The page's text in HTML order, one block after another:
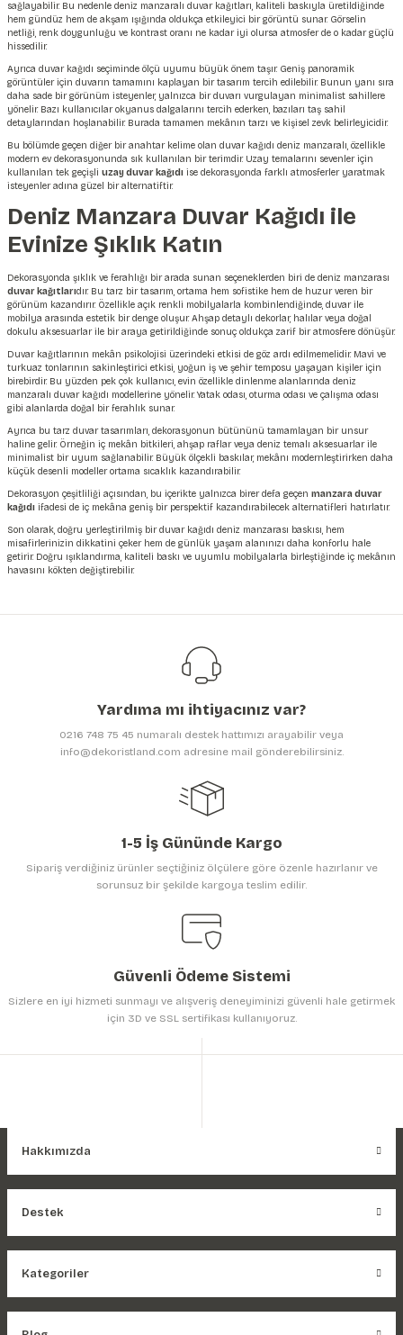
sağlayabilir. Bu nedenle deniz manzaralı duvar kağıtları, kaliteli baskıyla üretildiğinde
hem gündüz hem de akşam ışığında oldukça etkileyici bir görüntü sunar. Görselin
netliği, renk doygunluğu ve kontrast oranı ne kadar iyi olursa atmosfer de o kadar güçlü
hissedilir.
Ayrıca duvar kağıdı seçiminde ölçü uyumu büyük önem taşır. Geniş panoramik
görüntüler için duvarın tamamını kaplayan bir tasarım tercih edilebilir. Bunun yanı sıra
daha sade bir görünüm isteyenler, yalnızca bir duvarı vurgulayan minimalist sahillere
yönelir. Bazı kullanıcılar okyanus dalgalarını tercih ederken, bazıları taş sahil
detaylarından hoşlanabilir. Burada tamamen mekânın tarzı ve kişisel zevk belirleyicidir.
Bu bölümde geçen diğer bir anahtar kelime olan duvar kağıdı deniz manzaralı, özellikle
modern ev dekorasyonunda sık kullanılan bir terimdir. Uzay temalarını sevenler için
kullanılan tek geçişli uzay duvar kağıdı ise dekorasyonda farklı atmosferler yaratmak
isteyenler adına güzel bir alternatiftir.
Deniz Manzara Duvar Kağıdı ile
Evinize Şıklık Katın
Dekorasyonda şıklık ve ferahlığı bir arada sunan seçeneklerden biri de deniz manzarası
duvar kağıtlarıdır. Bu tarz bir tasarım, ortama hem sofistike hem de huzur veren bir
görünüm kazandırır. Özellikle açık renkli mobilyalarla kombinlendiğinde, duvar ile
mobilya arasında estetik bir denge oluşur. Ahşap detaylı dekorlar, halılar veya doğal
dokulu aksesuarlar ile bir araya getirildiğinde sonuç oldukça zarif bir atmosfere dönüşür.
Duvar kağıtlarının mekân psikolojisi üzerindeki etkisi de göz ardı edilmemelidir. Mavi ve
turkuaz tonlarının sakinleştirici etkisi, yoğun iş ve şehir temposu yaşayan kişiler için
birebirdir. Bu yüzden pek çok kullanıcı, evin özellikle dinlenme alanlarında deniz
manzaralı duvar kağıdı modellerine yönelir. Yatak odası, oturma odası ve çalışma odası
gibi alanlarda doğal bir ferahlık sunar.
Ayrıca bu tarz duvar tasarımları, dekorasyonun bütününü tamamlayan bir unsur
haline gelir. Örneğin iç mekân bitkileri, ahşap raflar veya deniz temalı aksesuarlar ile
minimalist bir uyum sağlanabilir. Büyük ölçekli baskılar, mekânı modernleştirirken daha
küçük desenli modeller ortama sıcaklık kazandırabilir.
Dekorasyon çeşitliliği açısından, bu içerikte yalnızca birer defa geçen manzara duvar
kağıdı ifadesi de iç mekâna geniş bir perspektif kazandırabilecek alternatifleri hatırlatır.
Son olarak, doğru yerleştirilmiş bir duvar kağıdı deniz manzarası baskısı, hem
misafirlerinizin dikkatini çeker hem de günlük yaşam alanınızı daha konforlu hale
getirir. Doğru ışıklandırma, kaliteli baskı ve uyumlu mobilyalarla birleştiğinde iç mekânın
havasını kökten değiştirebilir.
Yardıma mı ihtiyacınız var?
0216 748 75 45 numaralı destek hattımızı arayabilir veya
info@dekoristland.com adresine mail gönderebilirsiniz.
1-5 İş Gününde Kargo
Sipariş verdiğiniz ürünler seçtiğiniz ölçülere göre özenle hazırlanır ve
sorunsuz bir şekilde kargoya teslim edilir.
Güvenli Ödeme Sistemi
Sizlere en iyi hizmeti sunmayı ve alışveriş deneyiminizi güvenli hale getirmek
için 3D ve SSL sertifikası kullanıyoruz.
Hakkımızda
Destek
Kategoriler